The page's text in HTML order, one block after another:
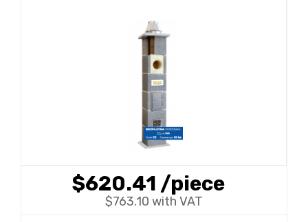
$620.41 /piece
$763.10 with VAT